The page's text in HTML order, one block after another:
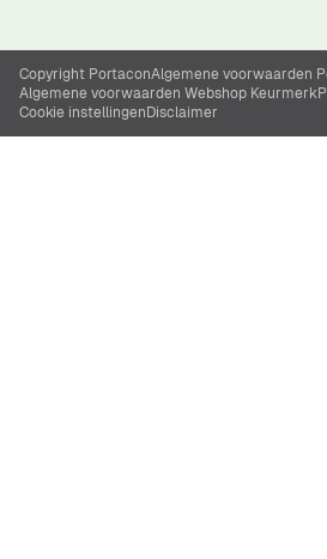
Copyright PortaconAlgemene voorwaarden
Algemene voorwaarden Webshop Keurmerk
Cookie instellingenDisclaimer